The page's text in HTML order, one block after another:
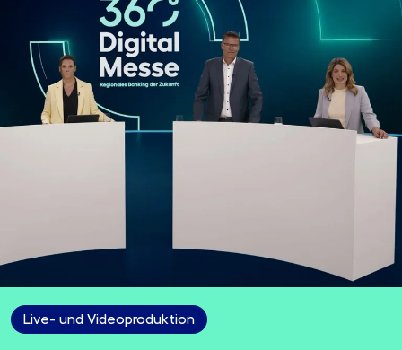
Live- und Videoproduktion